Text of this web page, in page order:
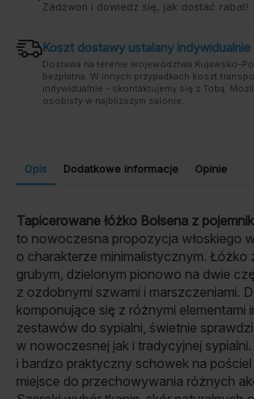
Zadzwoń i dowiedz się, jak dostać rabat!
Koszt dostawy ustalany indywidualnie
Dostawa na terenie województwa Kujawsko-
bezpłatna. W innych przypadkach koszt
indywidualnie - skontaktujemy się z Tobą.
osobisty w najbliższym salonie.
Opis Dodatkowe informacje Opinie
Tapicerowane łóżko Bolsena z
to nowoczesna propozycja włoskiego
o charakterze minimalistycznym. Łóżko
grubym, dzielonym pionowo na dwie
z ozdobnymi szwami i marszczeniami.
komponujące się z różnymi elementami
zestawów do sypialni, świetnie
w nowoczesnej jak i tradycyjnej sypialni.
i bardzo praktyczny schowek na
miejsce do przechowywania różnych